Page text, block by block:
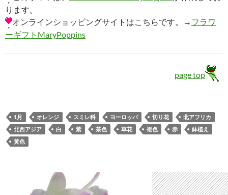
ります。
オンラインショッピングサイトはこちらです。→ フラワ
ーギフトMaryPoppins
page top
1月 オレンジ スミレ科 ヨーロッパ 切り花
北アフリカ
北西アジア
白 紫 茶色 草花 複色 赤
鉢植え
黄色